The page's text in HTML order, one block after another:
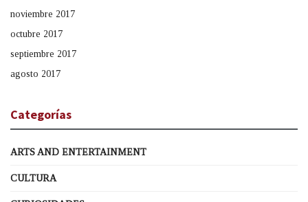
noviembre 2017
octubre 2017
septiembre 2017
agosto 2017
Categorías
ARTS AND ENTERTAINMENT
CULTURA